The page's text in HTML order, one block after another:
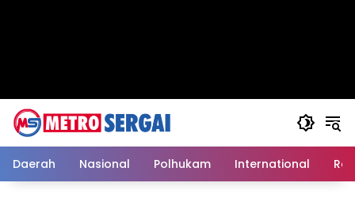
Daerah Nasional Polhukam International